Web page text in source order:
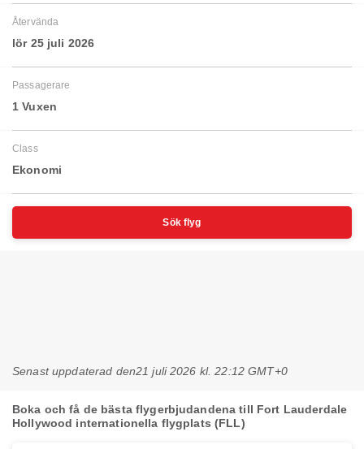
Återvända
lör 25 juli 2026
Passagerare
1 Vuxen
Class
Ekonomi
Sök flyg
Senast uppdaterad den21 juli 2026 kl. 22:12 GMT+0
Boka och få de bästa flygerbjudandena till Fort Lauderdale
Hollywood internationella flygplats (FLL)